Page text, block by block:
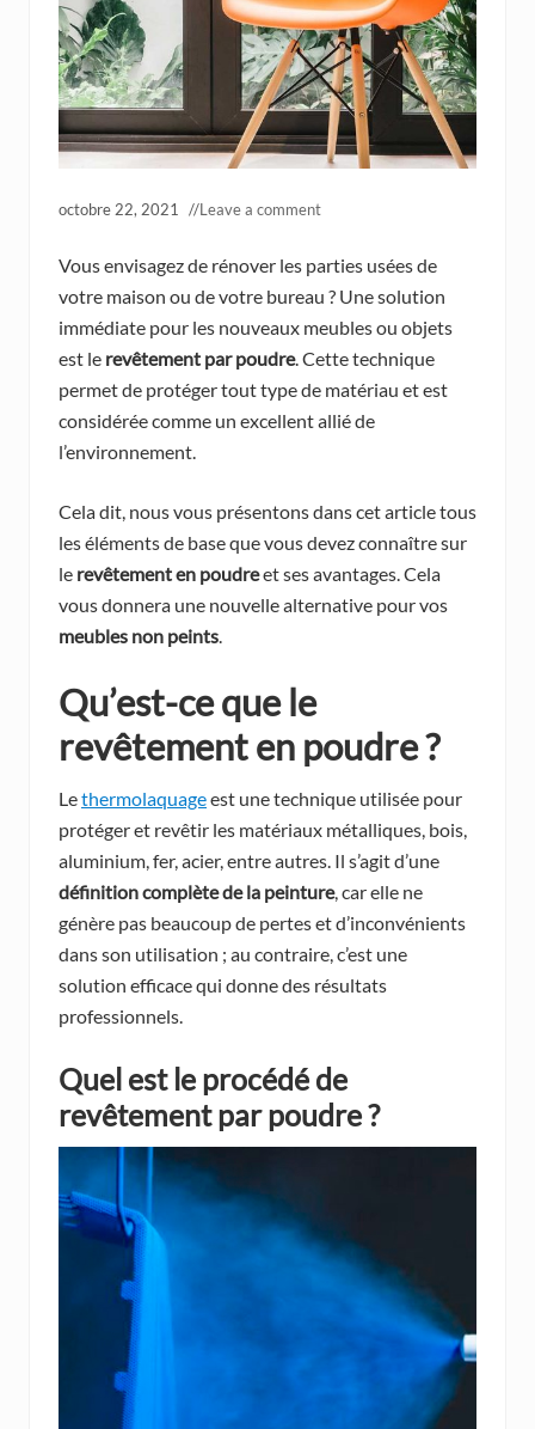
octobre 22, 2021 //Leave a comment
Vous envisagez de rénover les parties usées de
votre maison ou de votre bureau ? Une solution
immédiate pour les nouveaux meubles ou objets
est le revêtement par poudre. Cette technique
permet de protéger tout type de matériau et est
considérée comme un excellent allié de
l’environnement.
Cela dit, nous vous présentons dans cet article tous
les éléments de base que vous devez connaître sur
le revêtement en poudreet ses avantages. Cela
vous donnera une nouvelle alternative pour vos
meubles non peints
Qu’est-ce que le
revêtement en poudre ?
Lethermolaquageest une technique utilisée pour
protéger et revêtir les matériaux métalliques, bois,
aluminium, fer, acier, entre autres. Il s’agit d’une
définition complète de la peinture, car elle ne
génère pas beaucoup de pertes et d’inconvénients
dans son utilisation ; au contraire, c’est une
solution efficace qui donne des résultats
professionnels.
Quel est le procédé de
revêtement par poudre ?